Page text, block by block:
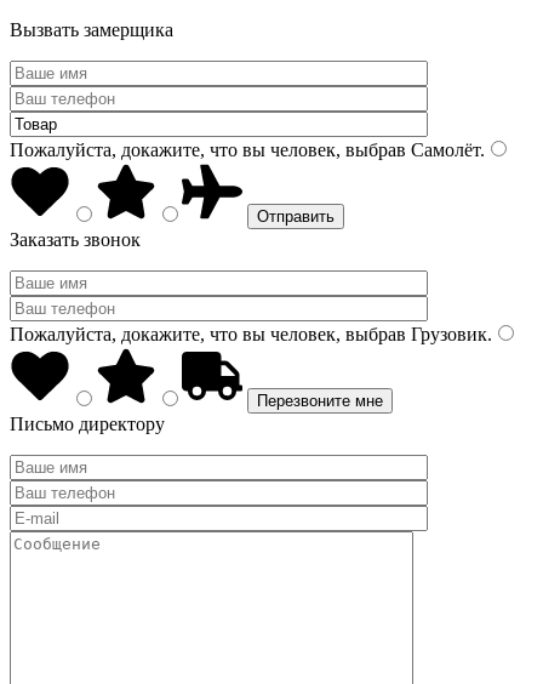
Вызвать замерщика
Пожалуйста, докажите, что вы человек, выбрав Самолёт.
Заказать звонок
Пожалуйста, докажите, что вы человек, выбрав Грузовик.
Письмо директору